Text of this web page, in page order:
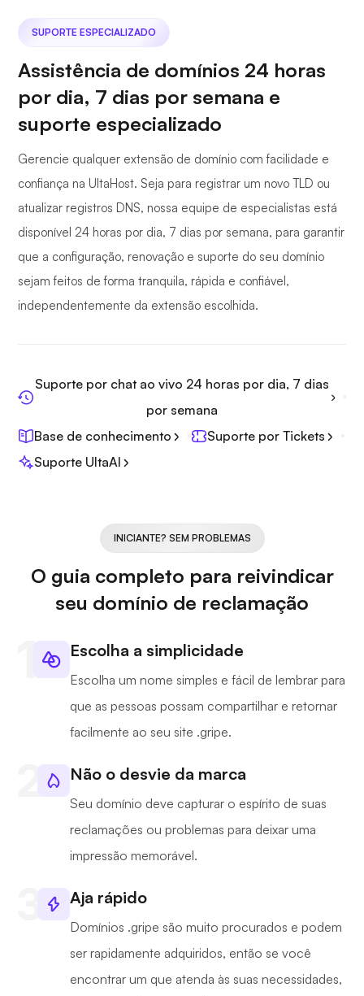
SUPORTE ESPECIALIZADO
Assistência de domínios 24 horas
por dia, 7 dias por semana e
suporte especializado
Gerencie qualquer extensão de domínio com facilidade e
confiança na UltaHost. Seja para registrar um novo TLD ou
atualizar registros DNS, nossa equipe de especialistas está
disponível 24 horas por dia, 7 dias por semana, para garantir
que a configuração, renovação e suporte do seu domínio
sejam feitos de forma tranquila, rápida e confiável,
independentemente da extensão escolhida.
Suporte por chat ao vivo 24 horas por dia, 7 dias
por semana
Base de conhecimento
Suporte por Tickets
Suporte UltaAI
INICIANTE? SEM PROBLEMAS
O guia completo para reivindicar
seu domínio de reclamação
Escolha a simplicidade
Escolha um nome simples e fácil de lembrar para
que as pessoas possam compartilhar e retornar
facilmente ao seu site .gripe.
Não o desvie da marca
Seu domínio deve capturar o espírito de suas
reclamações ou problemas para deixar uma
impressão memorável.
Aja rápido
Domínios .gripe são muito procurados e podem
ser rapidamente adquiridos, então se você
encontrar um que atenda às suas necessidades,